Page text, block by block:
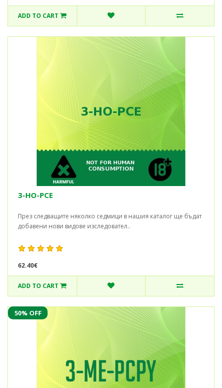
ADD TO CART
3-HO-PCE
През следващите няколко седмици в нашия каталог ще бъдат
добавени нови видове изследовател..
62.40€
ADD TO CART
50% OFF